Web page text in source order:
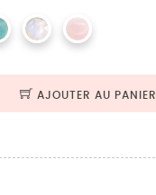
AJOUTER AU PANIER